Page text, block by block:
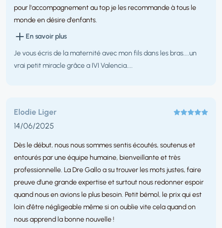
pour l'accompagnement au top je les recommande à tous le
monde en désire d'enfants.
En savoir plus
Je vous écris de la maternité avec mon fils dans les bras....un
vrai petit miracle grâce a IVI Valencia....
Elodie Liger
14/06/2025
Dès le début, nous nous sommes sentis écoutés, soutenus et
entourés par une équipe humaine, bienveillante et très
professionnelle. La Dre Gallo a su trouver les mots justes, faire
preuve d’une grande expertise et surtout nous redonner espoir
quand nous en avions le plus besoin. Petit bémol, le prix qui est
loin d'être négligeable même si on oublie vite cela quand on
nous apprend la bonne nouvelle !